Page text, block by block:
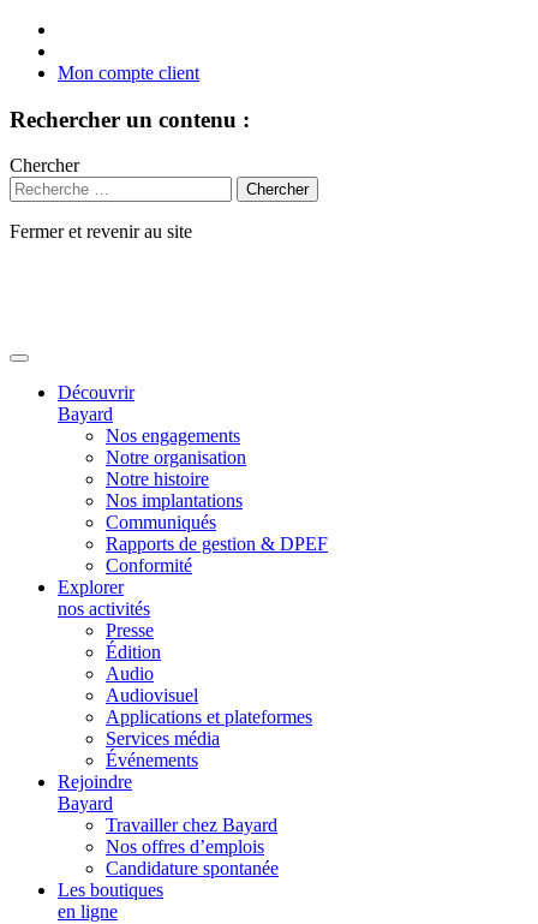
Mon compte client
Rechercher un contenu :
Chercher
Fermer et revenir au site
Découvrir
Bayard
Nos engagements
Notre organisation
Notre histoire
Nos implantations
Communiqués
Rapports de gestion & DPEF
Conformité
Explorer
nos activités
Presse
Édition
Audio
Audiovisuel
Applications et plateformes
Services média
Événements
Rejoindre
Bayard
Travailler chez Bayard
Nos offres d’emplois
Candidature spontanée
Les boutiques
en ligne